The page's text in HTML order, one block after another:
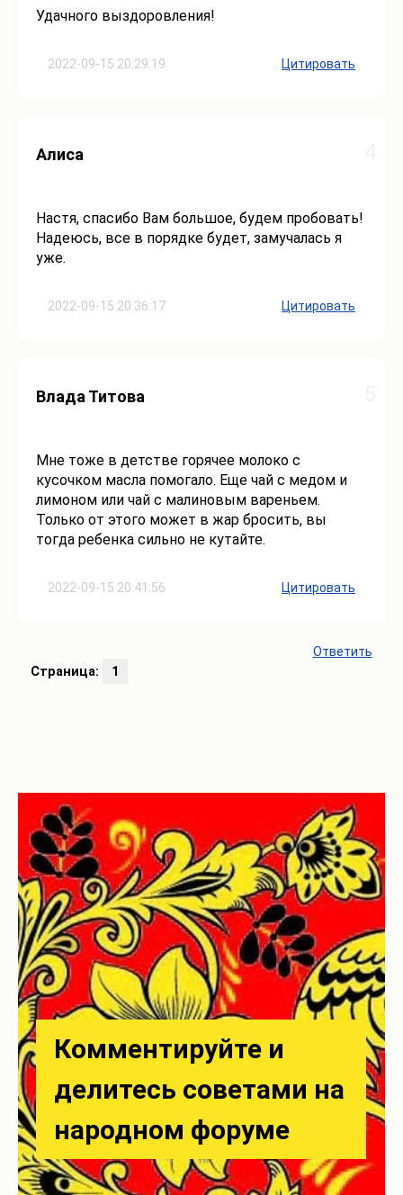
2022-09-15 20:29:19
Удачного выздоровления!
Цитировать
2022-09-15 20:36:17
Алиса
Настя, спасибо Вам большое, будем пробовать!
Надеюсь, все в порядке будет, замучалась я
уже.
Цитировать
2022-09-15 20:41:56
Влада Титова
Мне тоже в детстве горячее молоко с
кусочком масла помогало. Еще чай с медом и
лимоном или чай с малиновым вареньем.
Только от этого может в жар бросить, вы
тогда ребенка сильно не кутайте.
Цитировать
Ответить
Страница:
1